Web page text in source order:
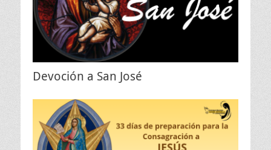
Devoción a San José